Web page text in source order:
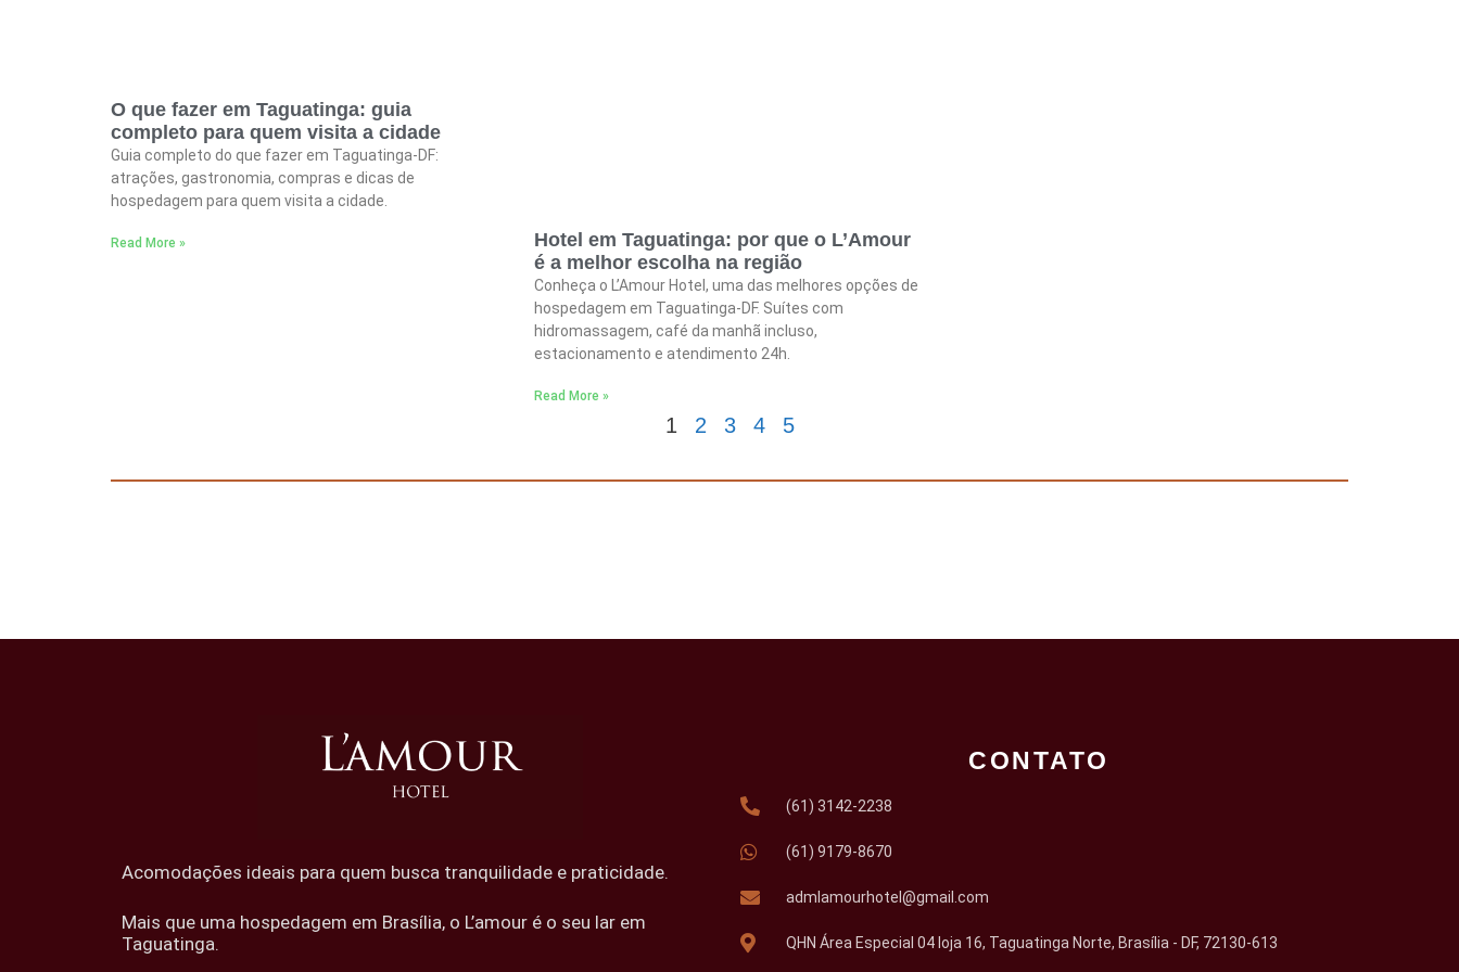
O que fazer em Taguatinga: guia
completo para quem visita a cidade
Guia completo do que fazer em Taguatinga-DF:
atrações, gastronomia, compras e dicas de
hospedagem para quem visita a cidade.
Read More »
Hotel em Taguatinga: por que o L’Amour
é a melhor escolha na região
Conheça o L’Amour Hotel, uma das melhores opções de
hospedagem em Taguatinga-DF. Suítes com
hidromassagem, café da manhã incluso,
estacionamento e atendimento 24h.
Read More »
1 2 3 4 5
Acomodações ideais para quem busca tranquilidade e praticidade.
Mais que uma hospedagem em Brasília, o L’amour é o seu lar em
Taguatinga.
CONTATO
(61) 3142-2238
(61) 9179-8670
admlamourhotel@gmail.com
QHN Área Especial 04 loja 16, Taguatinga Norte, Brasília - DF, 72130-613